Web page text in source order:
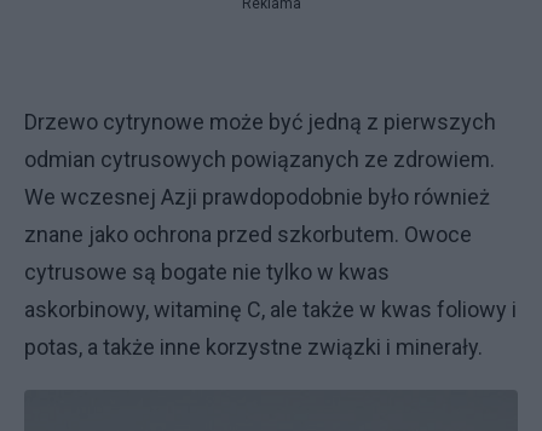
Reklama
Drzewo cytrynowe może być jedną z pierwszych
odmian cytrusowych powiązanych ze zdrowiem.
We wczesnej Azji prawdopodobnie było również
znane jako ochrona przed szkorbutem. Owoce
cytrusowe są bogate nie tylko w kwas
askorbinowy, witaminę C, ale także w kwas foliowy i
potas, a także inne korzystne związki i minerały.